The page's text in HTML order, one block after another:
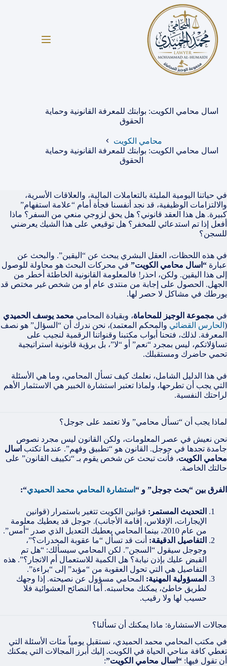
المحتوى
اسال محامي الكويت: بوابتك للمعرفة القانونية وحماية
الحقوق
محامي الكويت
اسال محامي الكويت: بوابتك للمعرفة القانونية وحماية
الحقوق
في حياتنا اليومية المليئة بالتعاملات المالية، والعلاقات الأسرية،
والالتزامات الوظيفية، قد نجد أنفسنا فجأة أمام “علامة استفهام”
كبيرة. هل هذا العقد قانوني؟ هل يحق لزوجي منعي من السفر؟ ماذا
أفعل إذا تم استدعائي للمخفر؟ هل توقيعي على هذا الشيك يعرضني
للسجن؟
في هذه اللحظات، العقل البشري يبحث عن “اليقين”. والبحث عن
عبارة “اسال محامي الكويت” في محركات البحث هو محاولة للوصول
إلى هذا اليقين. ولكن، احذر! فالمعلومة القانونية الخاطئة أخطر من
الجهل. الحصول على إجابة من منتدى عام أو من شخص غير مختص قد
يورطك في مشاكل لا حصر لها.
في مجموعة الوجيز للمحاماة، وبقيادة المحامي محمد يوسف الحميدي
( الحارس القضائي والمحكم المعتمد)، نحن ندرك أن “السؤال” هو نصف
المعرفة. لذلك، فتحنا أبواب مكتبنا وقنواتنا الرقمية لنجيب على
تساؤلاتكم، ليس بمجرد “نعم” أو “لا”، بل برؤية قانونية استراتيجية
تحمي حاضرك ومستقبلك.
في هذا الدليل الشامل، نعلمك كيف تسأل المحامي، وما هي الأسئلة
التي يجب أن تطرحها، ولماذا تعتبر استشارة الخبير هي الاستثمار الأهم
لراحتك النفسية.
لماذا يجب أن “تسأل محامي” ولا تعتمد على جوجل؟
نحن نعيش في عصر المعلومات، ولكن القانون ليس مجرد نصوص
جامدة تجدها في جوجل. القانون هو “تطبيق وفهم”. عندما تكتب اسال
محامي الكويت، فأنت تبحث عن شخص يقوم بـ “تكييف القانون” على
حالتك الخاصة.
الفرق بين “بحث جوجل” و “ استشارة المحامي محمد الحميدي“:
التحديث المستمر: قوانين الكويت تتغير باستمرار (قوانين
الإيجارات، الإفلاس، إقامة الأجانب). جوجل قد يعطيك معلومة
من عام 2010، بينما المحامي يعطيك التعديل الذي صدر “أمس”.
التفاصيل الدقيقة: أنت قد تسأل “ما عقوبة المخدرات؟”،
وجوجل سيقول “السجن”. لكن المحامي سيسألك: “هل تم
القبض عليك بإذن نيابة؟ هل الكمية للاستعمال أم الاتجار؟”. هذه
التفاصيل هي التي تحول العقوبة من “مؤبد” إلى “براءة”.
المسؤولية المهنية: المحامي مسؤول عن نصيحته. إذا وجهك
لطريق خاطئ، يمكنك محاسبته. أما النصائح العشوائية فلا
حسيب لها ولا رقيب.
مجالات الاستشارة: ماذا يمكنك أن تسألنا؟
في مكتب المحامي محمد الحميدي، نستقبل يومياً مئات الأسئلة التي
تغطي كافة مناحي الحياة في الكويت. إليك أبرز المجالات التي يمكنك
أن تقول فيها: “اسال محامي الكويت”: